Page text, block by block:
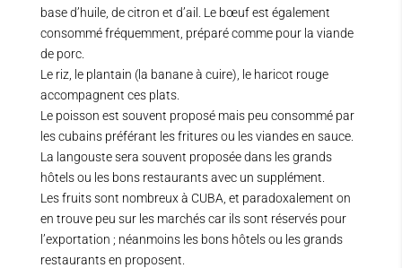
base d’huile, de citron et d’ail. Le bœuf est également
consommé fréquemment, préparé comme pour la viande
de porc.
Le riz, le plantain (la banane à cuire), le haricot rouge
accompagnent ces plats.
Le poisson est souvent proposé mais peu consommé par
les cubains préférant les fritures ou les viandes en sauce.
La langouste sera souvent proposée dans les grands
hôtels ou les bons restaurants avec un supplément.
Les fruits sont nombreux à CUBA, et paradoxalement on
en trouve peu sur les marchés car ils sont réservés pour
l’exportation ; néanmoins les bons hôtels ou les grands
restaurants en proposent.